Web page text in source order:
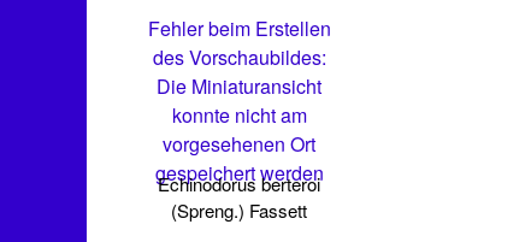
Fehler beim Erstellen
des Vorschaubildes:
Die Miniaturansicht
konnte nicht am
vorgesehenen Ort
gespeichert werden
Echinodorus berteroi
(Spreng.) Fassett